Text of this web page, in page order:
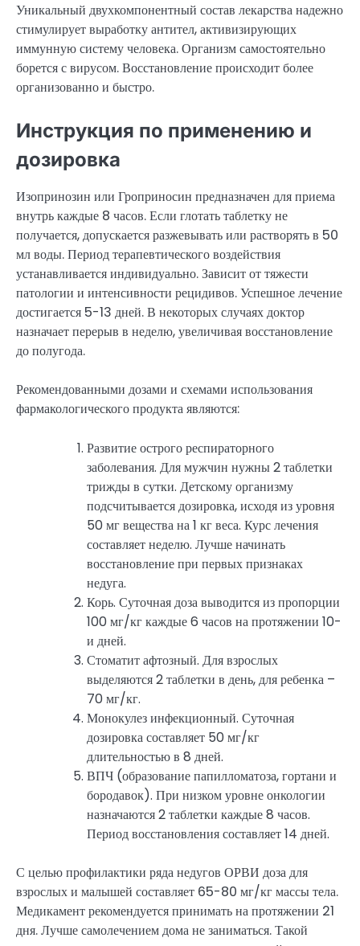
Уникальный двухкомпонентный состав лекарства надежно
стимулирует выработку антител, активизирующих
иммунную систему человека. Организм самостоятельно
борется с вирусом. Восстановление происходит более
организованно и быстро.
Инструкция по применению и
дозировка
Изопринозин или Гроприносин предназначен для приема
внутрь каждые 8 часов. Если глотать таблетку не
получается, допускается разжевывать или растворять в 50
мл воды. Период терапевтического воздействия
устанавливается индивидуально. Зависит от тяжести
патологии и интенсивности рецидивов. Успешное лечение
достигается 5-13 дней. В некоторых случаях доктор
назначает перерыв в неделю, увеличивая восстановление
до полугода.
Рекомендованными дозами и схемами использования
фармакологического продукта являются:
Развитие острого респираторного
заболевания. Для мужчин нужны 2 таблетки
трижды в сутки. Детскому организму
подсчитывается дозировка, исходя из уровня
50 мг вещества на 1 кг веса. Курс лечения
составляет неделю. Лучше начинать
восстановление при первых признаках
недуга.
Корь. Суточная доза выводится из пропорции
100 мг/кг каждые 6 часов на протяжении 10-
и дней.
Стоматит афтозный. Для взрослых
выделяются 2 таблетки в день, для ребенка –
70 мг/кг.
Монокулез инфекционный. Суточная
дозировка составляет 50 мг/кг
длительностью в 8 дней.
ВПЧ (образование папилломатоза, гортани и
бородавок). При низком уровне онкологии
назначаются 2 таблетки каждые 8 часов.
Период восстановления составляет 14 дней.
С целью профилактики ряда недугов ОРВИ доза для
взрослых и малышей составляет 65-80 мг/кг массы тела.
Медикамент рекомендуется принимать на протяжении 21
дня. Лучше самолечением дома не заниматься. Такой